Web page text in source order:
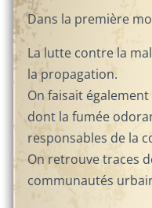
Dans la première
La lutte contre la
la propagation.
On faisait
dont la fumée
responsables de la
On retrouve traces
communautés